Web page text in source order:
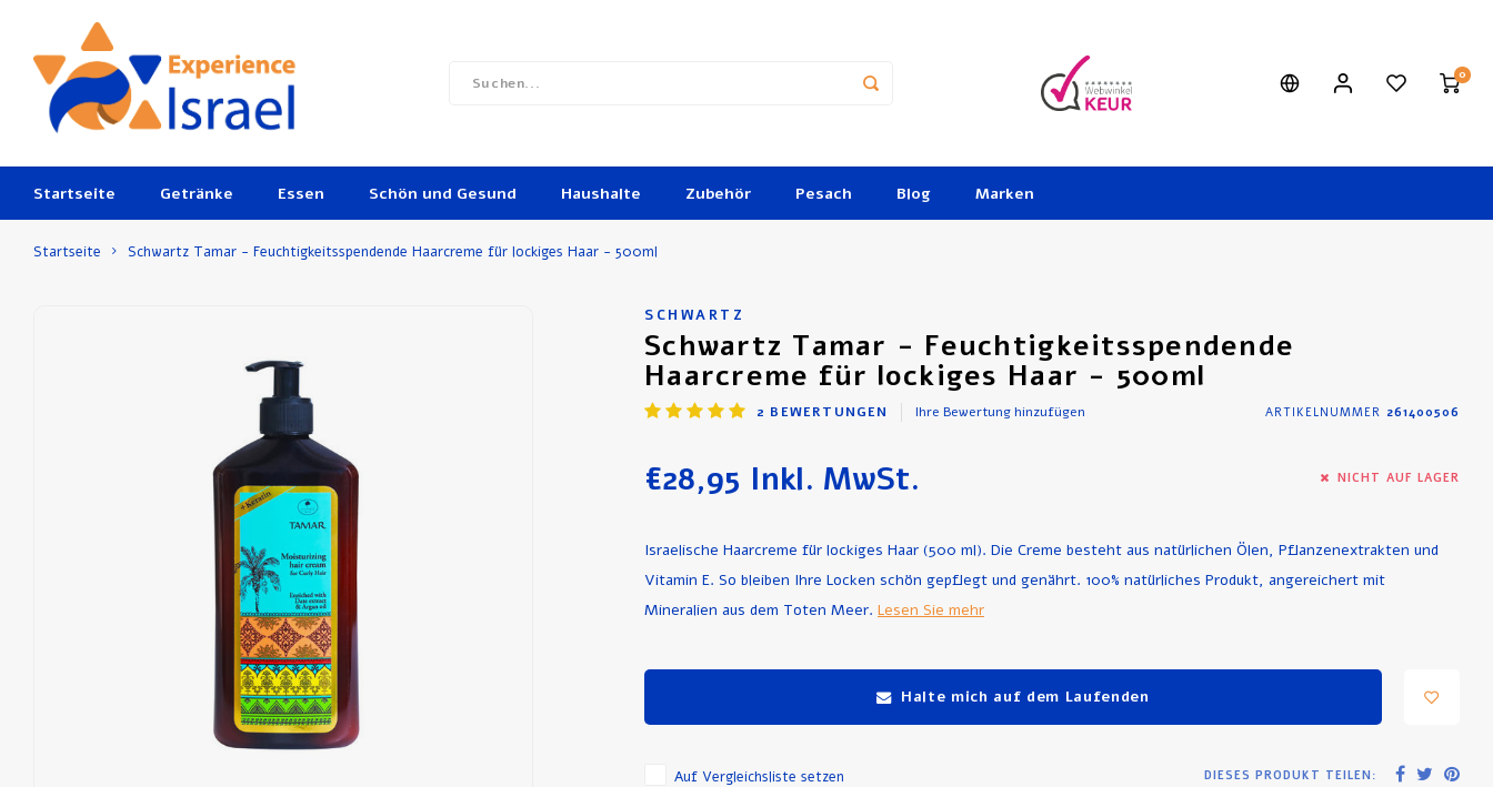
0
Startseite Getränke Essen Schön und Gesund Haushalte Zubehör Pesach Blog Marken
Startseite Schwartz Tamar - Feuchtigkeitsspendende Haarcreme für lockiges Haar - 500ml
SCHWARTZ
Schwartz Tamar - Feuchtigkeitsspendende
Haarcreme für lockiges Haar - 500ml
2 BEWERTUNGEN Ihre Bewertung hinzufügen ARTIKELNUMMER 261400506
€28,95 Inkl. MwSt. NICHT AUF LAGER
Israelische Haarcreme für lockiges Haar (500 ml). Die Creme besteht aus natürlichen Ölen, Pflanzenextrakten und
Vitamin E. So bleiben Ihre Locken schön gepflegt und genährt. 100% natürliches Produkt, angereichert mit
Mineralien aus dem Toten Meer. Lesen Sie mehr
Halte mich auf dem Laufenden
Auf Vergleichsliste setzen DIESES PRODUKT TEILEN: